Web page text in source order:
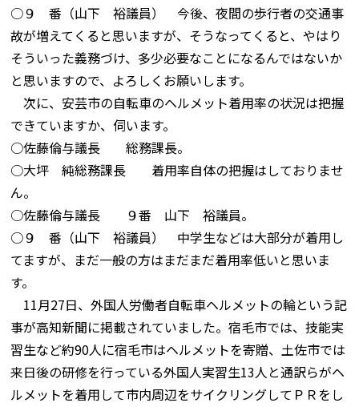
○９ 番（山下 裕議員） 今後、夜間の歩行者の交通事
故が増えてくると思いますが、そうなってくると、やはり
そういった義務づけ、多少必要なことになるんではないか
と思いますので、よろしくお願いします。
次に、安芸市の自転車のヘルメット着用率の状況は把握
できていますか、伺います。
○佐藤倫与議長 総務課長。
○大坪 純総務課長 着用率自体の把握はしておりませ
ん。
○佐藤倫与議長 ９番 山下 裕議員。
○９ 番（山下 裕議員） 中学生などは大部分が着用し
てますが、まだ一般の方はまだまだ着用率低いと思いま
す。
11月27日、外国人労働者自転車ヘルメットの輪という記
事が高知新聞に掲載されていました。宿毛市では、技能実
習生など約90人に宿毛市はヘルメットを寄贈、土佐市では
来日後の研修を行っている外国人実習生13人と通訳らがヘ
ルメットを着用して市内周辺をサイクリングしてＰＲをし